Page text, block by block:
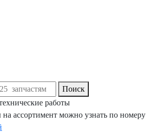
Поиск
работы
ассортимент можно узнать по номеру